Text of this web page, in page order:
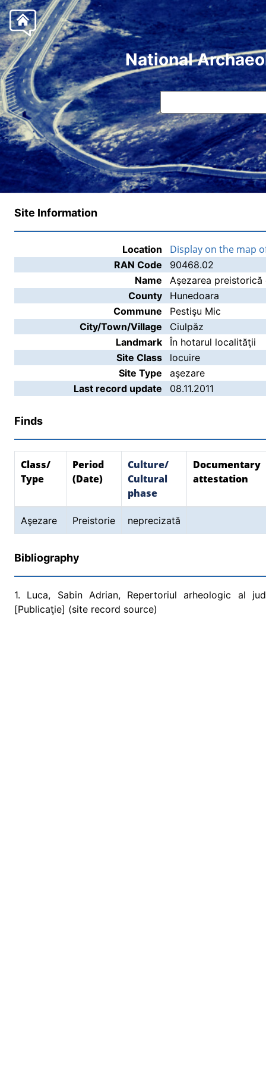
National
Site Information
Location Display on the map
RAN Code
90468.02
Name
Aşezarea preistorică
County
Hunedoara
Commune
Pestişu Mic
City/Town/Village
Ciulpăz
Landmark
În hotarul localităţii
Site Class
locuire
Site Type
aşezare
Last record update
08.11.2011
Finds
Class/
Type
Period
(Date)
Culture/
Cultural
phase
Documentary
attestation
Aşezare Preistorie neprecizată
Bibliography
1. Luca, Sabin Adrian, Repertoriul arheologic al
[Publicaţie] (site record source)